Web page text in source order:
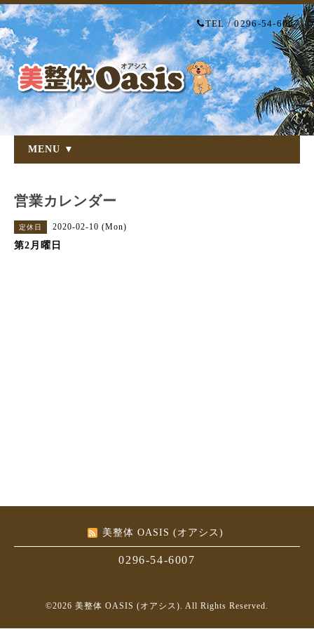
TEL / 0296-54-6007
MENU ▼
営業カレンダー
定休日 2020-02-10 (Mon)
第2月曜日
美整体 OASIS (オアシス)
0296-54-6007
©2026 美整体 OASIS (オアシス). All Rights Reserved.